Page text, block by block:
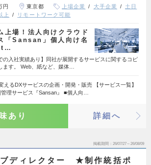
円 東京都 上場企業 大手企業
土日
上 リモートワーク可能
場！法人向けクラウド
「Sansan」個人向け名
の入社実績あり】同社が展開するサービスに関するコピ
ます。 Web、紙など、媒体…
えるDXサービスの企画・開発・販売 【サービス一覧】
理サービス『Sansan』 ■個人向…
あり 詳細へ
掲載期間 26/07/27～26/08/09
ブディレクター ★制作統括ポ